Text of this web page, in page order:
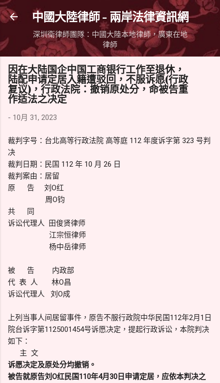
跳到主要內容
中國大陸律師 - 兩岸法律資訊網
深圳衛律師團隊：中國大陸本地律師，廣東在地
律師
因在大陆国企中国工商银行工作至退休，
陆配申请定居入籍遭驳回，不服诉愿(行政
复议)，行政法院：撤销原处分，命被告重
作适法之决定
- 10月 31, 2023
裁判字号：台北高等行政法院 高等庭 112 年度诉字第 323 号判
决
裁判日期：民国 112 年 10 月 26 日
裁判案由：居留
原 告 刘O红
周O钧
共 同
诉讼代理人 田俊贤律师
江宗恒律师
杨中岳律师
被 告 内政部
代 表 人 林O昌
诉讼代理人 刘O成
上列当事人间居留事件，原告不服行政院中华民国112年2月1日
院台诉字第1125001454号诉愿决定，提起行政诉讼，本院判决
如下：
主 文
诉愿决定及原处分均撤销。
被告就原告刘O红民国110年4月30日申请定居，应依本判决之